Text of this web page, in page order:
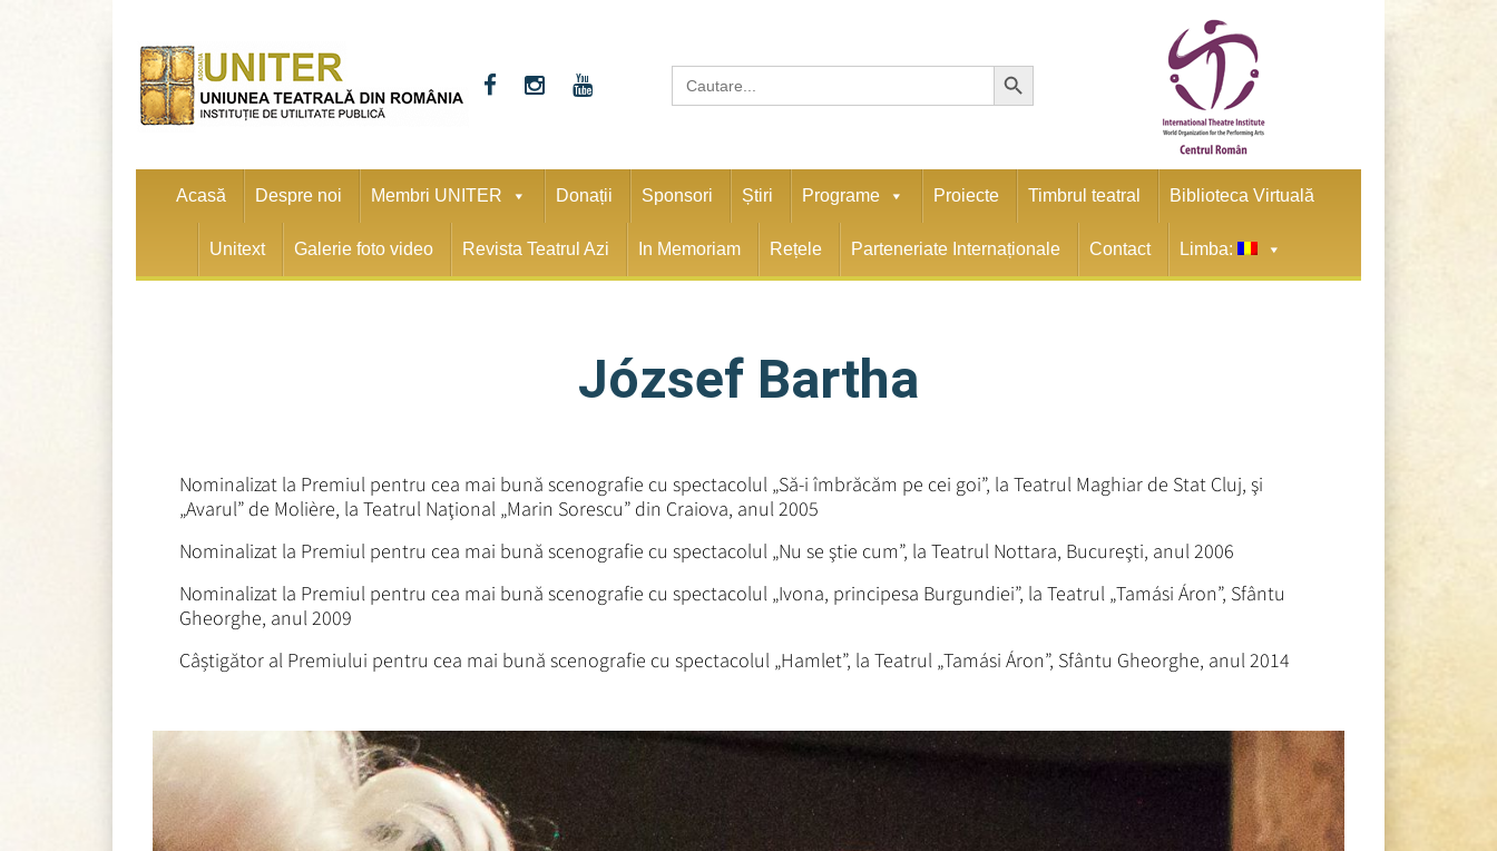
Search
for:
Search Button
Acasă Despre noi Membri UNITER Donații Sponsori Știri Programe Proiecte Timbrul teatral Biblioteca Virtuală
Unitext Galerie foto video Revista Teatrul Azi In Memoriam Rețele Parteneriate Internaționale Contact Limba:
József Bartha
Nominalizat la Premiul pentru cea mai bună scenografie cu spectacolul „Să-i îmbrăcăm pe cei goi”, la Teatrul Maghiar de Stat Cluj, şi
„Avarul” de Molière, la Teatrul Naţional „Marin Sorescu” din Craiova, anul 2005
Nominalizat la Premiul pentru cea mai bună scenografie cu spectacolul „Nu se ştie cum”, la Teatrul Nottara, Bucureşti, anul 2006
Nominalizat la Premiul pentru cea mai bună scenografie cu spectacolul „Ivona, principesa Burgundiei”, la Teatrul „Tamási Áron”, Sfântu
Gheorghe, anul 2009
Câștigător al Premiului pentru cea mai bună scenografie cu spectacolul „Hamlet”, la Teatrul „Tamási Áron”, Sfântu Gheorghe, anul 2014